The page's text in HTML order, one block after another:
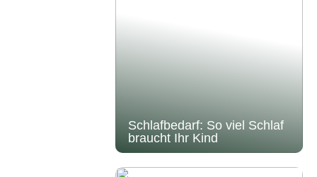
Schlafbedarf: So viel Schlaf
braucht Ihr Kind